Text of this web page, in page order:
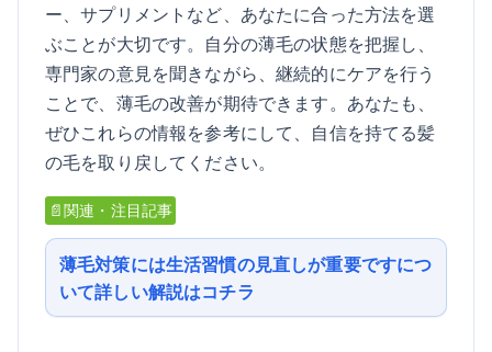
ー、サプリメントなど、あなたに合った方法を選
ぶことが大切です。自分の薄毛の状態を把握し、
専門家の意見を聞きながら、継続的にケアを行う
ことで、薄毛の改善が期待できます。あなたも、
ぜひこれらの情報を参考にして、自信を持てる髪
の毛を取り戻してください。
📄関連・注目記事
薄毛対策には生活習慣の見直しが重要ですにつ
いて詳しい解説はコチラ